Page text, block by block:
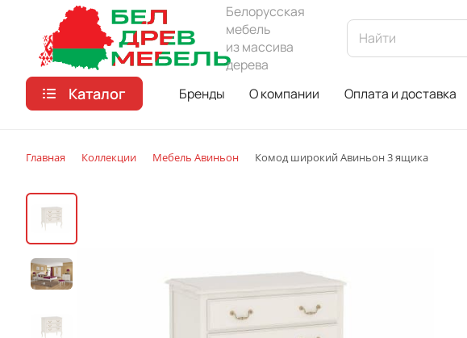
Белорусская
мебель
из массива
дерева
Каталог Бренды О компании Оплата и доставка
Главная Коллекции Мебель Авиньон Комод широкий Авиньон 3 ящика